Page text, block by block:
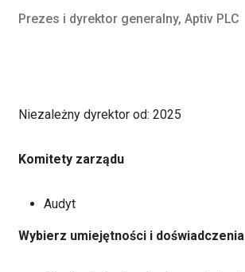
Prezes i dyrektor generalny, Aptiv PLC
Niezależny dyrektor od: 2025
Komitety zarządu
Audyt
Wybierz umiejętności i doświadczenia